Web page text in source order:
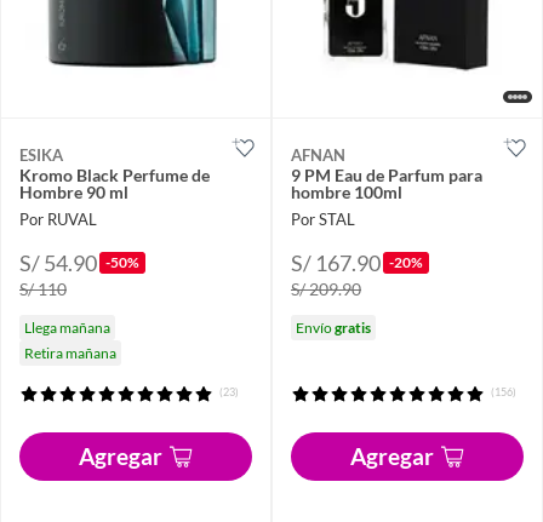
ESIKA
Kromo Black Perfume de
Hombre 90 ml
Por RUVAL
S/ 54.90 -50%
S/ 110
Llega mañana
Retira mañana
(23)
Agregar
AFNAN
9 PM Eau de Parfum para
hombre 100ml
Por STAL
S/ 167.90 -20%
S/ 209.90
Envíogratis
(156)
Agregar